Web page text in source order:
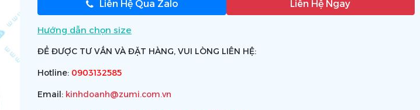
Liên Hệ Qua Zalo Liên Hệ Ngay
Hướng dẫn chọn size
ĐỂ ĐƯỢC TƯ VẤN VÀ ĐẶT HÀNG, VUI LÒNG LIÊN HỆ:
Hotline: 0903132585
Email: kinhdoanh@zumi.com.vn